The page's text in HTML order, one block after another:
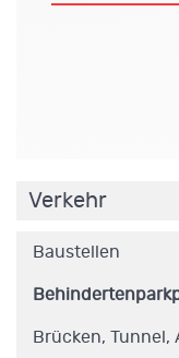
Verkehr
Baustellen
Brücken, Tunnel,